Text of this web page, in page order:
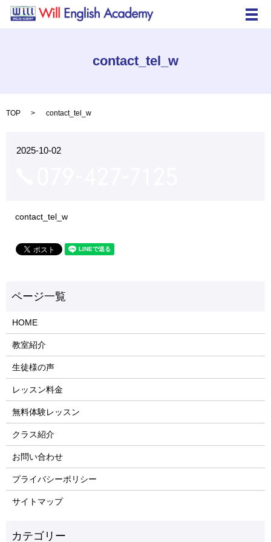
メ
contact_tel_w
TOP contact_tel_w
2025-10-02
contact_tel_w
HOME
教室紹介
生徒様の声
レッスン料金
無料体験レッスン
クラス紹介
お問い合わせ
プライバシーポリシー
サイトマップ